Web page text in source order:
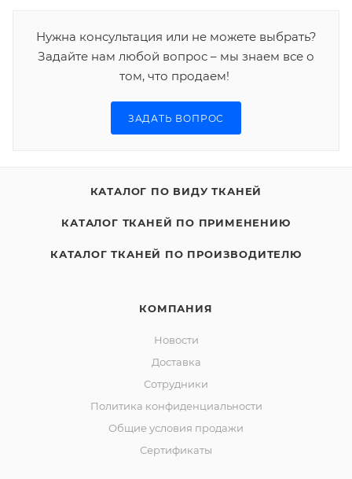
Нужна консультация или не можете выбрать?
Задайте нам любой вопрос – мы знаем все о
том, что продаем!
ЗАДАТЬ ВОПРОС
КАТАЛОГ ПО ВИДУ ТКАНЕЙ
КАТАЛОГ ТКАНЕЙ ПО ПРИМЕНЕНИЮ
КАТАЛОГ ТКАНЕЙ ПО ПРОИЗВОДИТЕЛЮ
КОМПАНИЯ
Новости
Доставка
Сотрудники
Политика конфиденциальности
Общие условия продажи
Сертификаты